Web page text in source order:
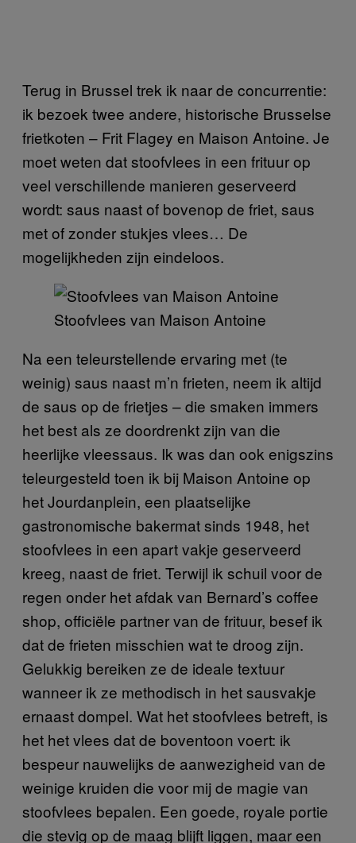
Terug in Brussel trek ik naar de concurrentie:
ik bezoek twee andere, historische Brusselse
frietkoten – Frit Flagey en Maison Antoine. Je
moet weten dat stoofvlees in een frituur op
veel verschillende manieren geserveerd
wordt: saus naast of bovenop de friet, saus
met of zonder stukjes vlees… De
mogelijkheden zijn eindeloos.
Stoofvlees van Maison Antoine
Na een teleurstellende ervaring met (te
weinig) saus naast m’n frieten, neem ik altijd
de saus op de frietjes – die smaken immers
het best als ze doordrenkt zijn van die
heerlijke vleessaus. Ik was dan ook enigszins
teleurgesteld toen ik bij Maison Antoine op
het Jourdanplein, een plaatselijke
gastronomische bakermat sinds 1948, het
stoofvlees in een apart vakje geserveerd
kreeg, naast de friet. Terwijl ik schuil voor de
regen onder het afdak van Bernard’s coffee
shop, officiële partner van de frituur, besef ik
dat de frieten misschien wat te droog zijn.
Gelukkig bereiken ze de ideale textuur
wanneer ik ze methodisch in het sausvakje
ernaast dompel. Wat het stoofvlees betreft, is
het het vlees dat de boventoon voert: ik
bespeur nauwelijks de aanwezigheid van de
weinige kruiden die voor mij de magie van
stoofvlees bepalen. Een goede, royale portie
die stevig op de maag blijft liggen, maar een